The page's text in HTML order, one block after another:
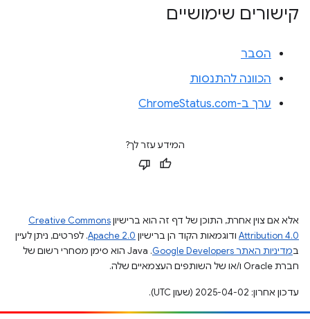
קישורים שימושיים
הסבר
הכוונה להתנסות
ערך ב-ChromeStatus.com
המידע עזר לך?
אלא אם צוין אחרת, התוכן של דף זה הוא ברישיוןCreative Commons
Attribution 4.0 ודוגמאות הקוד הן ברישיון Apache 2.0. לפרטים, ניתן לעיין
במדיניות האתר Google Developers‏
.‏ Java הוא סימן מסחרי רשום של
חברת Oracle ו/או של השותפים העצמאיים שלה.
עדכון אחרון: 2025-04-02 (שעון UTC).